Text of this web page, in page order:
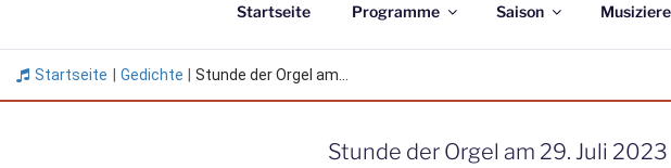
Startseite Programme Saison
Startseite Gedichte Stunde der Orgel am...
Stunde der Orgel am 29. Juli 2023